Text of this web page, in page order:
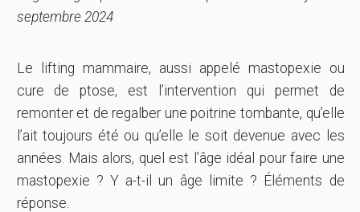
septembre 2024
Le lifting mammaire, aussi appelé mastopexie ou
cure de ptose, est l’intervention qui permet de
remonter et de regalber une poitrine tombante, qu’elle
l’ait toujours été ou qu’elle le soit devenue avec les
années. Mais alors, quel est l’âge idéal pour faire une
mastopexie ? Y a-t-il un âge limite ? Éléments de
réponse.